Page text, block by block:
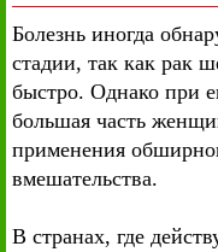
Болезнь иногда
стадии, так как рак
быстро. Однако при
большая часть
применения
вмешательства.
В странах, где